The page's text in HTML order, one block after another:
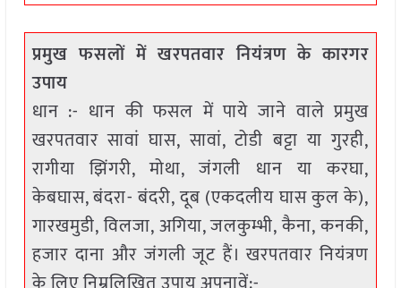
प्रमुख फसलों में खरपतवार नियंत्रण के कारगर
उपाय
धान :- धान की फसल में पाये जाने वाले प्रमुख
खरपतवार सावां घास, सावां, टोडी बट्टा या गुरही,
रागीया झिंगरी, मोथा, जंगली धान या करघा,
केबघास, बंदरा- बंदरी, दूब (एकदलीय घास कुल के),
गारखमुडी, विलजा, अगिया, जलकुम्भी, कैना, कनकी,
हजार दाना और जंगली जूट हैं। खरपतवार नियंत्रण